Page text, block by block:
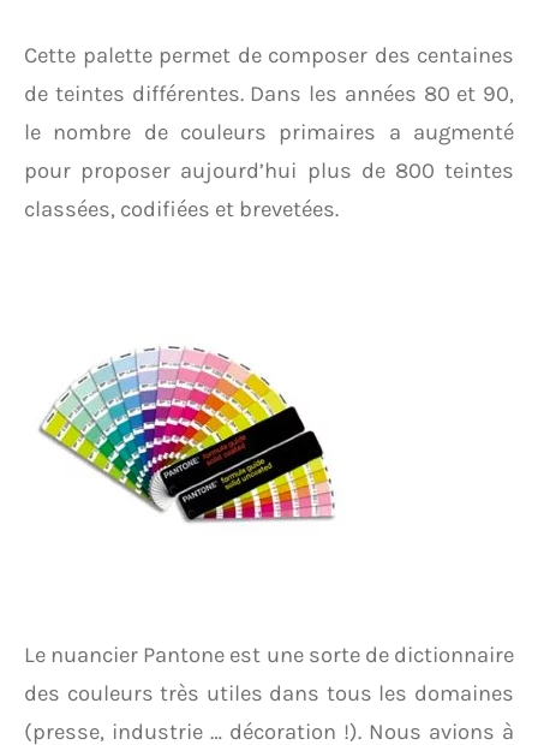
Cette palette permet de composer des centaines
de teintes différentes. Dans les années 80 et 90,
le nombre de couleurs primaires a augmenté
pour proposer aujourd’hui plus de 800 teintes
classées, codifiées et brevetées.
Le nuancier Pantone est une sorte de dictionnaire
des couleurs très utiles dans tous les domaines
(presse, industrie … décoration !). Nous avions à